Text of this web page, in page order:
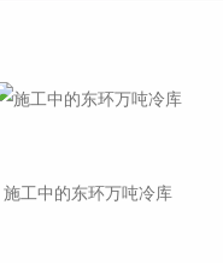
施工中的东环万吨冷库